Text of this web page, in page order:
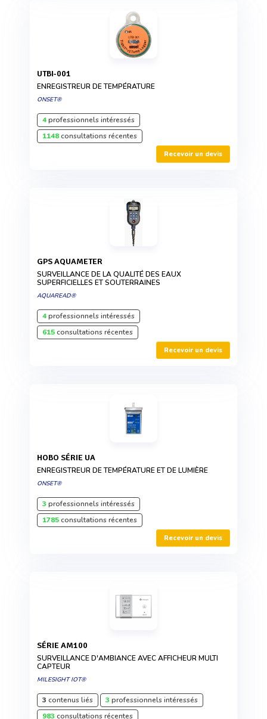
UTBI-001
ENREGISTREUR DE TEMPÉRATURE
ONSET®
4professionnels intéressés
1148consultations récentes
Recevoir un devis
GPS AQUAMETER
SURVEILLANCE DE LA QUALITÉ DES EAUX
SUPERFICIELLES ET SOUTERRAINES
AQUAREAD®
4professionnels intéressés
615consultations récentes
Recevoir un devis
HOBO SÉRIE UA
ENREGISTREUR DE TEMPÉRATURE ET DE LUMIÈRE
ONSET®
3 professionnels intéressés
1785consultations récentes
Recevoir un devis
SÉRIE AM100
SURVEILLANCE D'AMBIANCE AVEC AFFICHEUR MULTI
CAPTEUR
MILESIGHT IOT®
3 contenus liés 3 professionnels intéressés
983 consultations récentes